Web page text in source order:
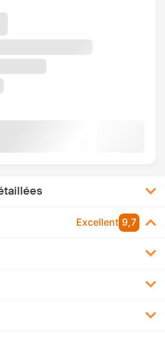
Excellent 9,7